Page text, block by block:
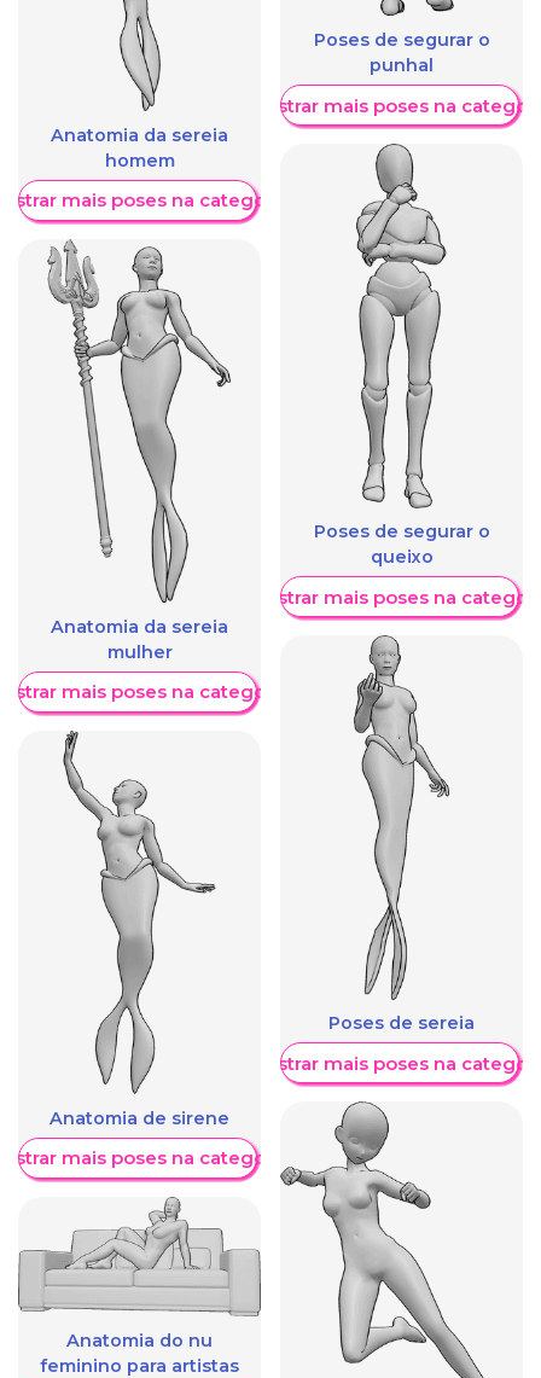
Anatomia da sereia
homem
mais poses na categoria
Anatomia da sereia
mulher
mais poses na categoria
Anatomia de sirene
mais poses na categoria
Anatomia do nu
feminino para artistas
Poses de segurar o
punhal
Mostrar mais poses na
Poses de segurar o
queixo
Mostrar mais poses na
Poses de sereia
Mostrar mais poses na